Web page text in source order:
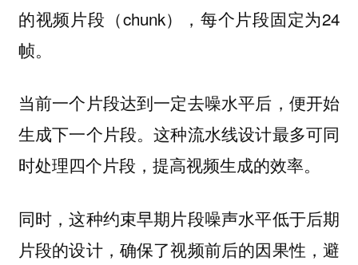
的视频片段 （chunk），每个片段固定为24
帧。
当前一个片段达到一定去噪水平后，便开始
生成下一个片段。这种流水线设计最多可同
时处理四个片段，提高视频生成的效率。
同时，这种约束早期片段噪声水平低于后期
片段的设计，确保了视频前后的因果性，避